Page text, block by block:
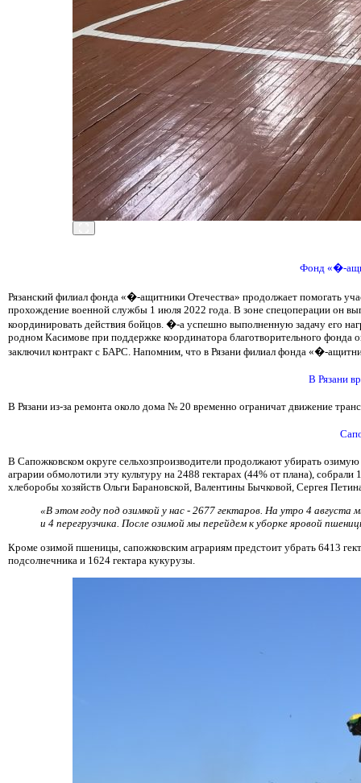
Фонд «�-
Рязанский филиал фонда «�-ащитники Отечества» продолжает помогать
прохождение военной службы 1 июля 2022 года. В зоне спецоперации он
координировать действия бойцов. �-а успешно выполненную задачу его
родном Касимове при поддержке координатора благотворительного
заключил контракт с БАРС. Напомним, что в Рязани филиал фонда «�-
В Рязани
В Рязани из-за ремонта около дома № 20 временно ограничат движение
В Сапожковском округе сельхозпроизводители продолжают убирать озимую
аграрии обмолотили эту культуру на 2488 гектарах (44% от плана),
хлеборобы хозяйств Ольги Барановской, Валентины Бычковой, Сергея
«В этом году под озимкой у нас - 2677 гектаров. На утро 4
и 4 перегрузчика. После озимой мы перейдем к уборке яровой
Кроме озимой пшеницы, сапожковским аграриям предстоит убрать 6413
подсолнечника и 1624 гектара кукурузы.